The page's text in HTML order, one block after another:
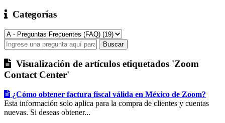
Categorías
Visualización de artículos etiquetados 'Zoom
Contact Center'
¿Cómo obtener factura fiscal válida en México de Zoom?
Esta información solo aplica para la compra de clientes y cuentas
nuevas. Si deseas obtener...